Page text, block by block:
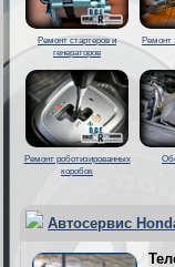
Ремонт стартеров и
генераторов
Ремонт
Ремонт роботизированных
коробок
Автосервис